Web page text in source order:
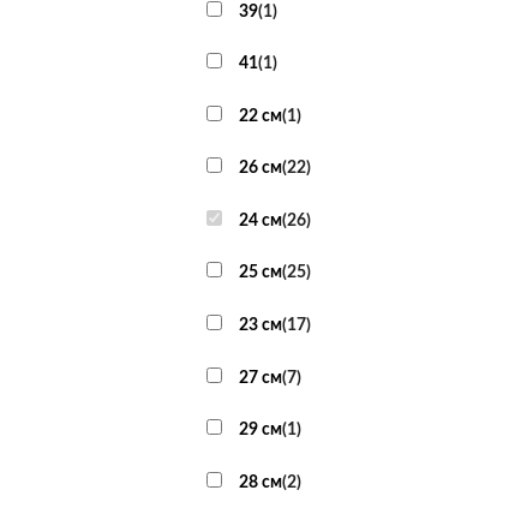
39(1)
41(1)
22 см(1)
26 см(22)
24 см(26)
25 см(25)
23 см(17)
27 см(7)
29 см(1)
28 см(2)